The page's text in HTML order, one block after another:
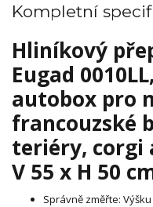
Kompletní
Hliníkový
Eugad
autobox pro
francouzské
teriéry, corgi
V 55 x H 50
Správně změřte: